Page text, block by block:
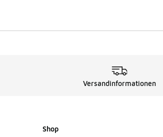
Versandinformationen
Shop